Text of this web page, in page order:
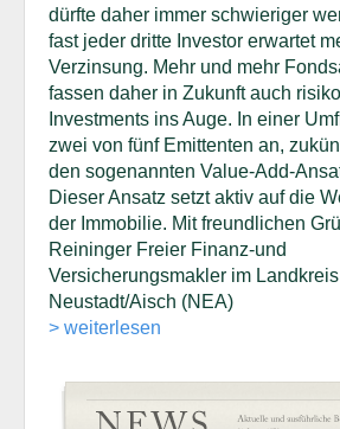
dürfte daher immer schwieriger
fast jeder dritte Investor erwartet
Verzinsung. Mehr und mehr
fassen daher in Zukunft auch
Investments ins Auge. In einer
zwei von fünf Emittenten an,
den sogenannten Value-Add-
Dieser Ansatz setzt aktiv auf die
der Immobilie. Mit freundlichen
Reininger Freier Finanz-und
Versicherungsmakler im Landkreis
Neustadt/Aisch (NEA)
> weiterlesen